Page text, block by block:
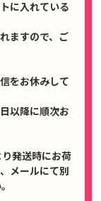
に入れている
ますので、ご
をお休みして
以降に順次お
発送時にお荷
メールにて別